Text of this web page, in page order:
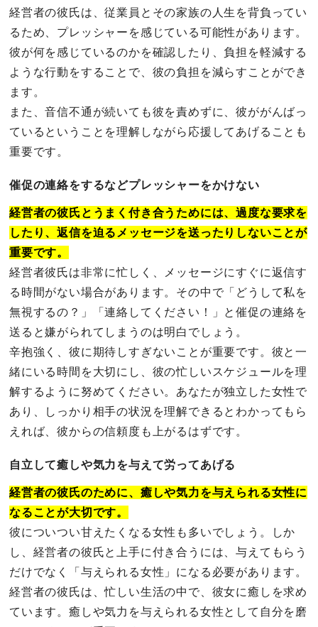
経営者の彼氏は、従業員とその家族の人生を背負ってい
るため、プレッシャーを感じている可能性があります。
彼が何を感じているのかを確認したり、負担を軽減する
ような行動をすることで、彼の負担を減らすことができ
ます。
また、音信不通が続いても彼を責めずに、彼ががんばっ
ているということを理解しながら応援してあげることも
重要です。
催促の連絡をするなどプレッシャーをかけない
経営者の彼氏とうまく付き合うためには、過度な要求を
したり、返信を迫るメッセージを送ったりしないことが
重要です。
経営者彼氏は非常に忙しく、メッセージにすぐに返信す
る時間がない場合があります。その中で「どうして私を
無視するの？」「連絡してください！」と催促の連絡を
送ると嫌がられてしまうのは明白でしょう。
辛抱強く、彼に期待しすぎないことが重要です。彼と一
緒にいる時間を大切にし、彼の忙しいスケジュールを理
解するように努めてください。あなたが独立した女性で
あり、しっかり相手の状況を理解できるとわかってもら
えれば、彼からの信頼度も上がるはずです。
自立して癒しや気力を与えて労ってあげる
経営者の彼氏のために、癒しや気力を与えられる女性に
なることが大切です。
彼についつい甘えたくなる女性も多いでしょう。しか
し、経営者の彼氏と上手に付き合うには、与えてもらう
だけでなく「与えられる女性」になる必要があります。
経営者の彼氏は、忙しい生活の中で、彼女に癒しを求め
ています。癒しや気力を与えられる女性として自分を磨